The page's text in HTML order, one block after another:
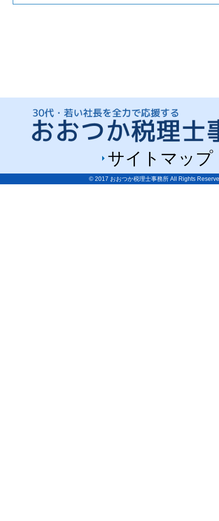
サイトマップ
© 2017 おおつか税理士事務所All Rights